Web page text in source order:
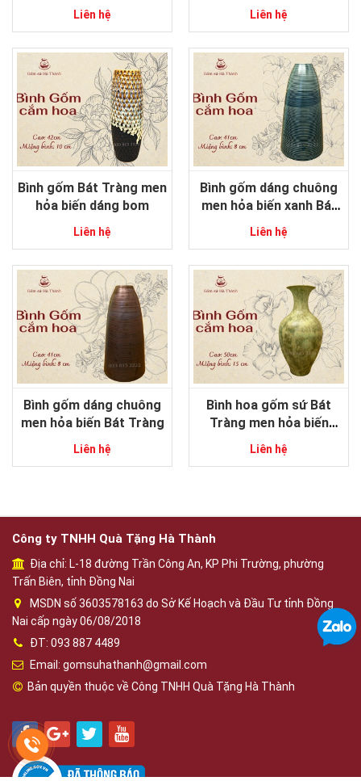
Liên hệ Liên hệ
Bình gốm Bát Tràng men
hỏa biến dáng bom
Liên hệ
Bình gốm dáng chuông
men hỏa biến xanh Bát
Liên hệ
Bình gốm dáng chuông
men hỏa biến Bát Tràng
Liên hệ
Bình hoa gốm sứ Bát
Tràng men hỏa biến
Liên hệ
Công ty TNHH Quà Tặng Hà Thành
Địa chỉ: L-18 đường Trần Công An, KP Phi Trường, phường
Trấn Biên, tỉnh Đồng Nai
MSDN số 3603578163 do Sở Kế Hoạch và Đầu Tư tỉnh Đồng
Nai cấp ngày 06/08/2018
ĐT: 093 887 4489
Email: gomsuhathanh@gmail.com
Bản quyền thuộc về Công TNHH Quà Tặng Hà Thành